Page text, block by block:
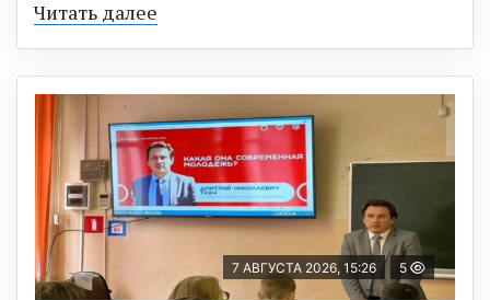
Читать далее
7 АВГУСТА 2026, 15:26 5